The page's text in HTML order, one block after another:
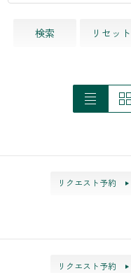
検索 リセット
リクエスト予約
リクエスト予約